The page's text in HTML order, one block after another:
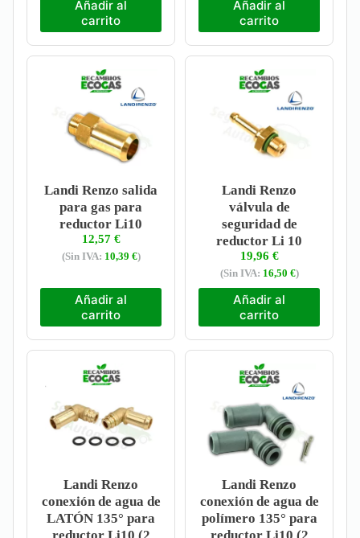
Añadir al
carrito
Añadir al
carrito
Landi Renzo salida
para gas para
reductor Li10
12,57 €
(Sin IVA: 10,39 €)
Añadir al
carrito
Landi Renzo
válvula de
seguridad de
reductor Li 10
19,96 €
(Sin IVA: 16,50 €)
Añadir al
carrito
Landi Renzo
conexión de agua de
LATÓN 135° para
Landi Renzo
conexión de agua de
polímero 135° para